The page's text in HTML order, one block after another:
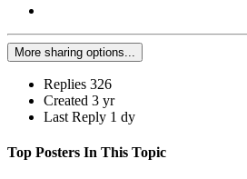
More sharing options...
Replies 326
Created 3 yr
Last Reply 1 dy
Top Posters In This Topic